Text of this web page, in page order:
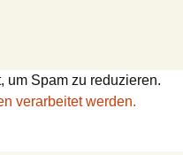
um Spam zu reduzieren.
verarbeitet werden.